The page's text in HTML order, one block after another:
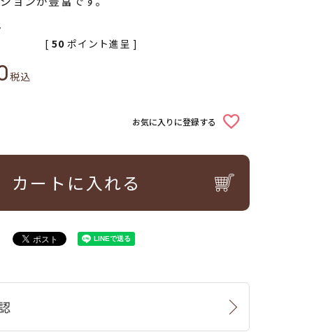
税込
[ 50 ポイント進呈 ]
お気に入りに登録する
カートに入れる